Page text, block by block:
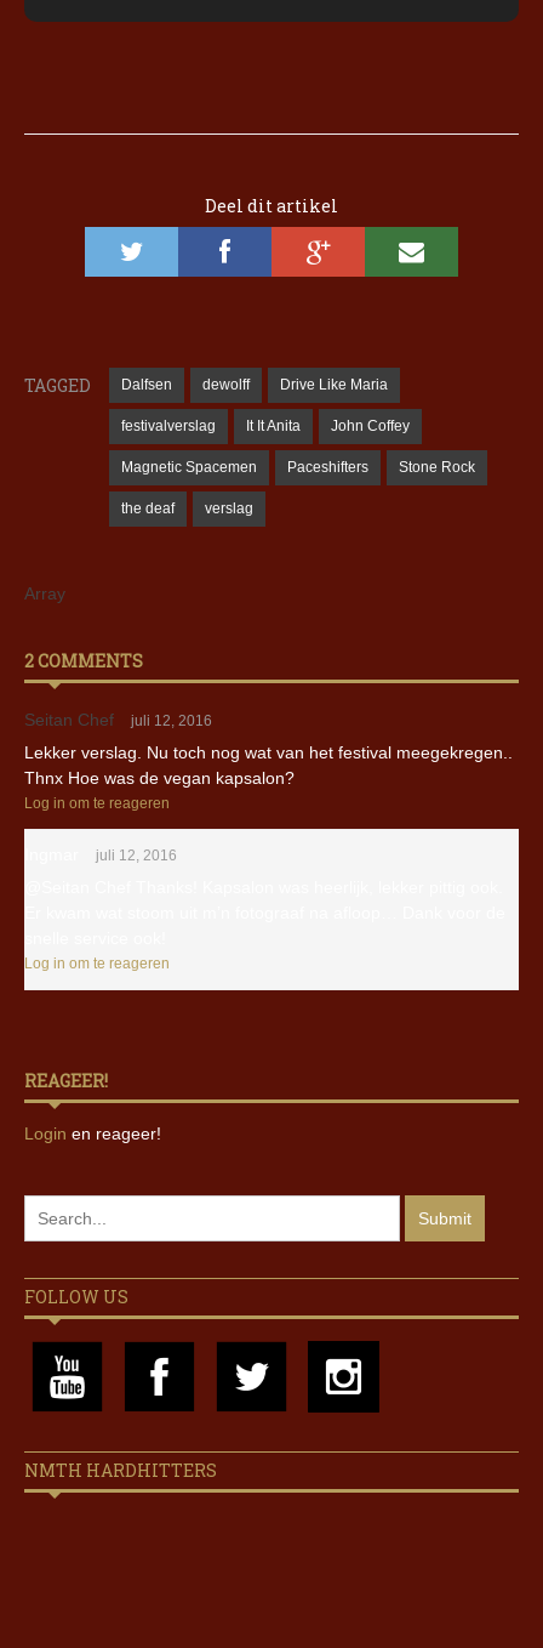
Deel dit artikel
TAGGED Dalfsen dewolff Drive Like Maria
festivalverslag It It Anita John Coffey
Magnetic Spacemen Paceshifters Stone Rock
the deaf verslag
Array
2 COMMENTS
Seitan Chef juli 12, 2016
Lekker verslag. Nu toch nog wat van het festival meegekregen..
Thnx Hoe was de vegan kapsalon?
Log in om te reageren
juli 12, 2016
Log in om te reageren
REAGEER!
Login en reageer!
FOLLOW US
NMTH HARDHITTERS